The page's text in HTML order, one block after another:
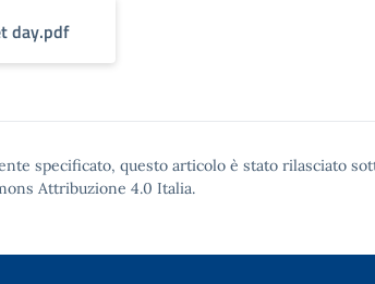
day.pdf
specificato, questo articolo è stato rilasciato
Attribuzione 4.0 Italia.